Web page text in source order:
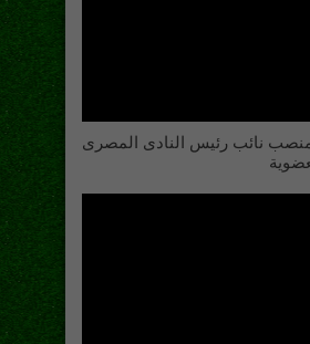
نائب رئيس النادى المصرى